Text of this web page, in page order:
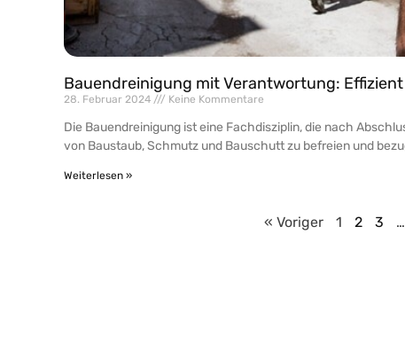
Bauendreinigung mit Verantwortung:
28. Februar 2024 Keine Kommentare
Die Bauendreinigung ist eine Fachdisziplin, die nach
von Baustaub, Schmutz und Bauschutt zu befreien und
Weiterlesen »
« Voriger 1 2 3 …